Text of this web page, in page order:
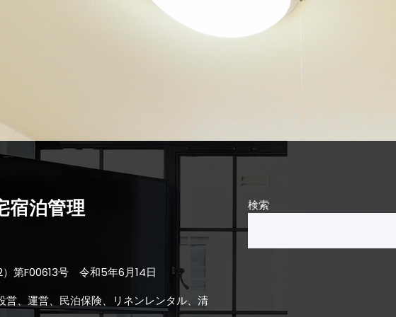
宿泊管理
第F00613号 令和5年6月14日
、運営、民泊保険、リネンレンタル、清
検索